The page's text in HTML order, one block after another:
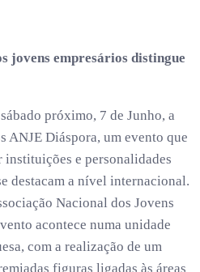
jovens empresários distingue
próximo, 7 de Junho, a
ANJE Diáspora, um evento que
e personalidades
destacam a nível internacional.
Nacional dos Jovens
acontece numa unidade
com a realização de um
figuras ligadas às áreas